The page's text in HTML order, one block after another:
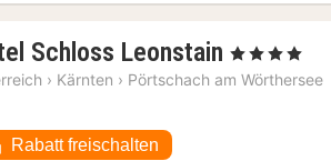
Schloss Leonstain 1
Nacht
, 4 Sterne
› Kärnten › Pörtschach am Wörthersee
Rabatt freischalten